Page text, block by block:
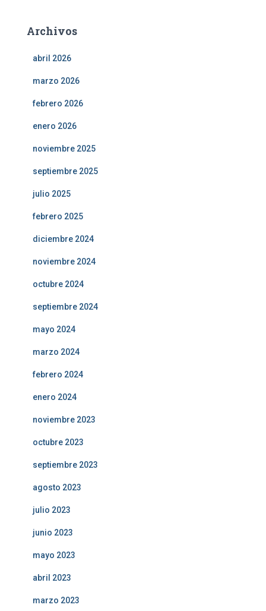
Archivos
abril 2026
marzo 2026
febrero 2026
enero 2026
noviembre 2025
septiembre 2025
julio 2025
febrero 2025
diciembre 2024
noviembre 2024
octubre 2024
septiembre 2024
mayo 2024
marzo 2024
febrero 2024
enero 2024
noviembre 2023
octubre 2023
septiembre 2023
agosto 2023
julio 2023
junio 2023
mayo 2023
abril 2023
marzo 2023